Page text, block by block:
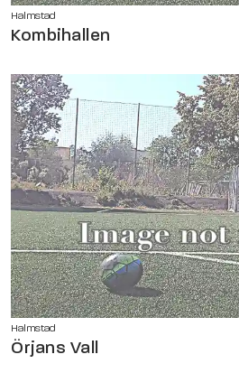
Halmstad
Kombihallen
Halmstad
Örjans Vall